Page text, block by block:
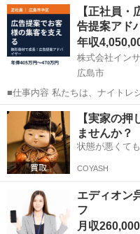
を1日最大3件訪問。住宅点検を
陽光発電システムや蓄電...
広島 広島市 営業
【正社員
告提案アド
年収
株式会社イン
広島市
■仕事内容 私たちは、ナイトレ
アを占め、右肩上がりの成長を
プ」。 月間23億PV・1日訪問
異の数字を誇る「シティヘ...
広島 広島市 営業
【実家の押
ませんか？
状態が悪くて
COYASH
エディオン
フ
月収